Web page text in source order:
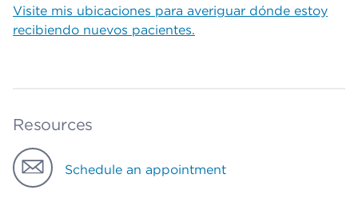
Visite mis ubicaciones para averiguar dónde estoy
recibiendo nuevos pacientes.
Resources
Schedule an appointment